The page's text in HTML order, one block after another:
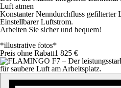
Luft atmen
Konstanter Nenndurchfluss gefilterter
Einstellbarer Luftstrom.
Arbeiten Sie sicher und bequem!
*illustrative fotos*
Preis ohne Rabatt1 825 €